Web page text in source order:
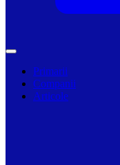
Primarii
Companii
Articole